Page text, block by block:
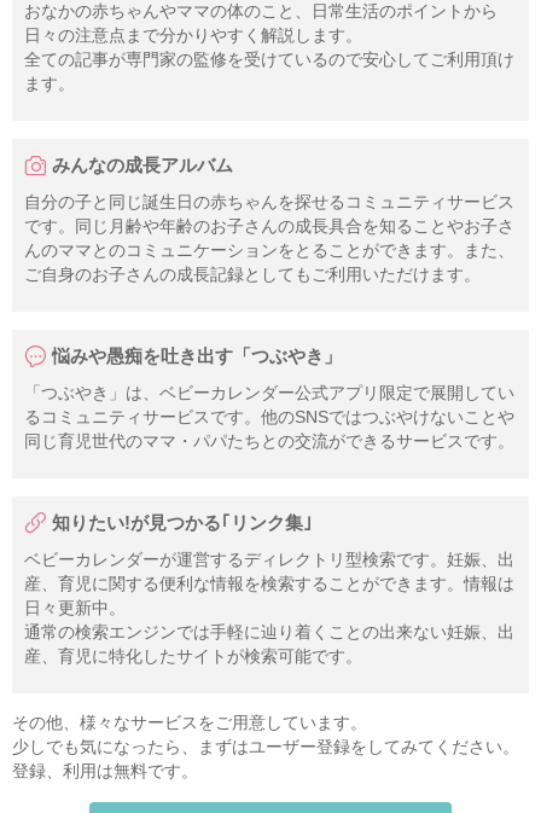
おなかの赤ちゃんやママの体のこと、日常生活のポイントから
日々の注意点まで分かりやすく解説します。
全ての記事が専門家の監修を受けているので安心してご利用頂け
ます。
みんなの成長アルバム
自分の子と同じ誕生日の赤ちゃんを探せるコミュニティサービス
です。同じ月齢や年齢のお子さんの成長具合を知ることやお子さ
んのママとのコミュニケーションをとることができます。また、
ご自身のお子さんの成長記録としてもご利用いただけます。
悩みや愚痴を吐き出す「つぶやき」
「つぶやき」は、ベビーカレンダー公式アプリ限定で展開してい
るコミュニティサービスです。他のSNSではつぶやけないことや
同じ育児世代のママ・パパたちとの交流ができるサービスです。
知りたい!が見つかる｢リンク集｣
ベビーカレンダーが運営するディレクトリ型検索です。妊娠、出
産、育児に関する便利な情報を検索することができます。情報は
日々更新中。
通常の検索エンジンでは手軽に辿り着くことの出来ない妊娠、出
産、育児に特化したサイトが検索可能です。
その他、様々なサービスをご用意しています。
少しでも気になったら、まずはユーザー登録をしてみてください。
登録、利用は無料です。